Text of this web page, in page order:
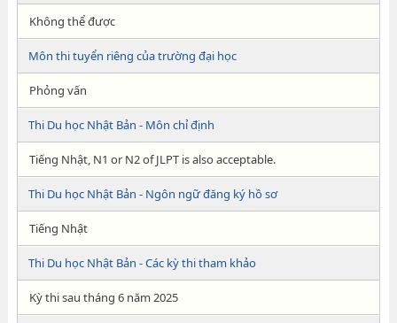
Không thể được
Môn thi tuyển riêng của trường đại học
Phỏng vấn
Thi Du học Nhật Bản - Môn chỉ định
Tiếng Nhật, N1 or N2 of JLPT is also acceptable.
Thi Du học Nhật Bản - Ngôn ngữ đăng ký hồ sơ
Tiếng Nhật
Thi Du học Nhật Bản - Các kỳ thi tham khảo
Kỳ thi sau tháng 6 năm 2025